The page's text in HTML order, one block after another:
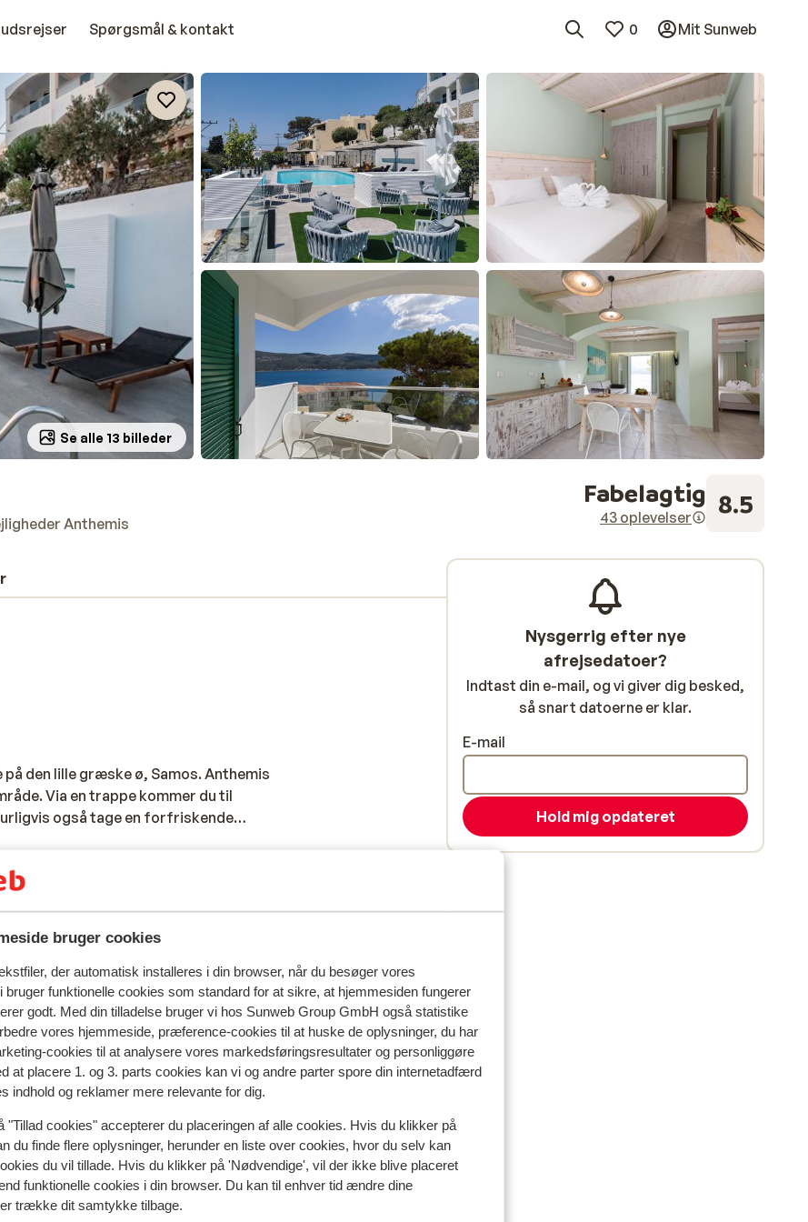
bruger cookies
der automatisk installeres i din browser, når du besøger vores
bruger funktionelle cookies som standard for at sikre, at hjemmesiden fungerer
godt. Med din tilladelse bruger vi hos Sunweb Group GmbH også statistike
vores hjemmeside, præference-cookies til at huske de oplysninger, du har
cookies til at analysere vores markedsføringsresultater og personliggøre
at placere 1. og 3. parts cookies kan vi og andre parter spore din internetadfærd
indhold og reklamer mere relevante for dig.
"Tillad cookies" accepterer du placeringen af alle cookies. Hvis du klikker på
du finde flere oplysninger, herunder en liste over cookies, hvor du selv kan
du vil tillade. Hvis du klikker på 'Nødvendige', vil der ikke blive placeret
funktionelle cookies i din browser. Du kan til enhver tid ændre dine
trække dit samtykke tilbage.
Spørgsmål & kontakt 0 Mit Sunweb
Se alle 13 billeder
Anthemis
Fabelagtig
43 oplevelser 8.5
den lille græske ø, Samos. Anthemis
Via en trappe kommer du til
også tage en forfriskende
Lejlighederne er rummelige og
og her er der et bredt udvalg af
udvalg af butikker og
kaldes, er øens største by, så er
deres oplevelser med vores produkt. Mere om anmeldelser
Mest booket af med partner
Nysgerrig efter nye
afrejsedatoer?
Indtast din e-mail, og vi giver dig besked,
så snart datoerne er klar.
E-mail
Hold mig opdateret